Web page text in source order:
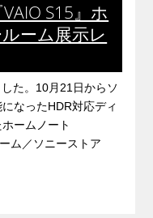
S15』ホ
ーム展示レ
た。10月21日からソ
なったHDR対応ディ
ームノート
ム／ソニーストア